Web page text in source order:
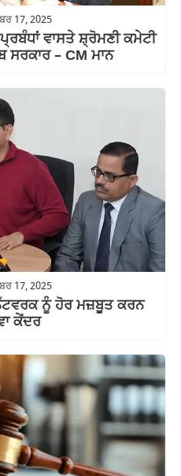
17, 2025
ਵਾਸਤੇ ਸ਼੍ਰੋਮਣੀ ਕਮੇਟੀ
ਸਰਕਾਰ – CM ਮਾਨ
17, 2025
ਨੂੰ ਹੋਰ ਮਜ਼ਬੂਤ ਕਰਨ
ਕੇਂਦਰ